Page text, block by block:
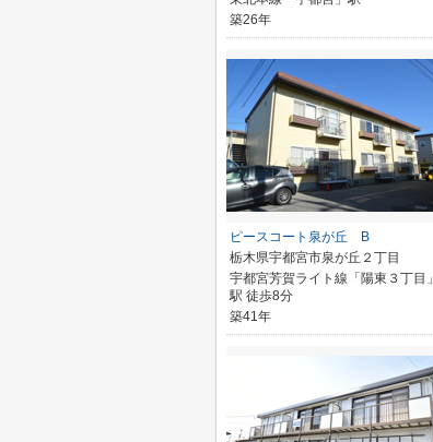
築26年
ピースコート泉が丘 B
栃木県宇都宮市泉が丘２丁目
宇都宮芳賀ライト線「陽東３丁目」
駅 徒歩8分
築41年